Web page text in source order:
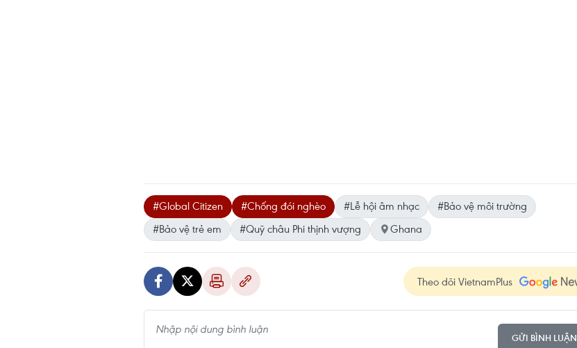
#Global Citizen #Chống đói nghèo #Lễ hội âm nhạc
#Bảo vệ môi trường
#Bảo vệ trẻ em
#Quỹ châu Phi thịnh vượng Ghana
Theo dõi VietnamPlus
GỬI BÌNH LUẬN